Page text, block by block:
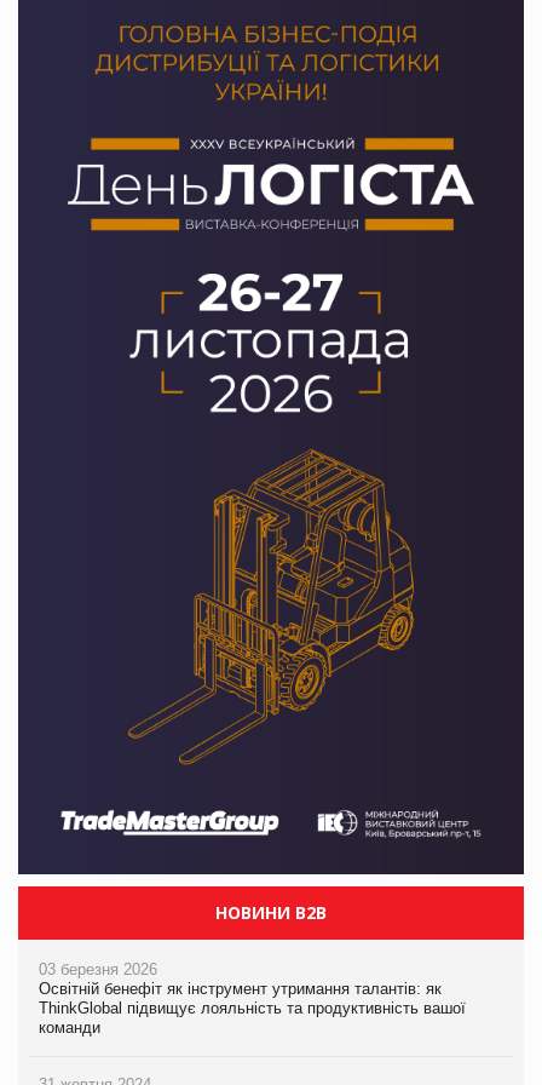
НОВИНИ B2B
03 березня 2026
Освітній бенефіт як інструмент утримання талантів: як
ThinkGlobal підвищує лояльність та продуктивність вашої
команди